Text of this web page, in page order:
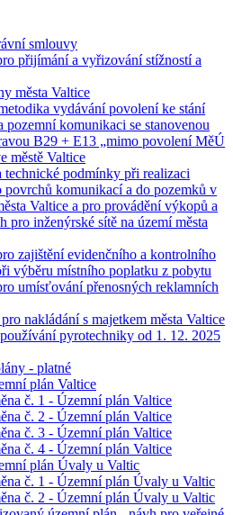
smlouvy
přijímání a vyřizování stížností a
města Valtice
vydávání povolení ke stání
pozemní komunikaci se stanovenou
B29 + E13 „mimo povolení MěÚ
městě Valtice
technické podmínky při realizaci
povrchů komunikací a do pozemků v
Valtice a pro provádění výkopů a
pro inženýrské sítě na území města
zajištění evidenčního a kontrolního
výběru místního poplatku z pobytu
umísťování přenosných reklamních
nakládání s majetkem města Valtice
pyrotechniky od 1. 12. 2025
- platné
plán Valtice
č. 1 - Územní plán Valtice
č. 2 - Územní plán Valtice
č. 3 - Územní plán Valtice
č. 4 - Územní plán Valtice
plán Úvaly u Valtic
č. 1 - Územní plán Úvaly u Valtic
č. 2 - Územní plán Úvaly u Valtic